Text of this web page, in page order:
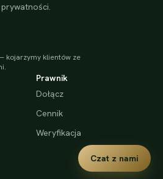
kojarzymy klientów ze
Prawnik
Dołącz
Cennik
Weryfikacja
Czat z nami